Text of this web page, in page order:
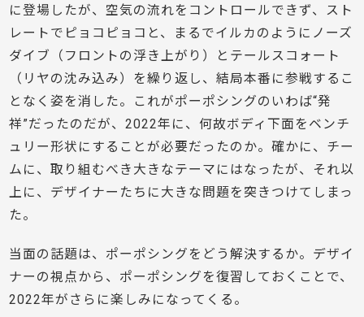
に登場したが、空気の流れをコントロールできず、スト
レートでピョコピョコと、まるでイルカのようにノーズ
ダイブ（フロントの浮き上がり）とテールスコォート
（リヤの沈み込み）を繰り返し、結局本番に参戦するこ
となく姿を消した。これがポーポシングのいわば“発
祥”だったのだが、2022年に、何故ボディ下面をベンチ
ュリー形状にすることが必要だったのか。確かに、チー
ムに、取り組むべき大きなテーマにはなったが、それ以
上に、デザイナーたちに大きな問題を突きつけてしまっ
た。
当面の話題は、ポーポシングをどう解決するか。デザイ
ナーの視点から、ポーポシングを復習しておくことで、
2022年がさらに楽しみになってくる。